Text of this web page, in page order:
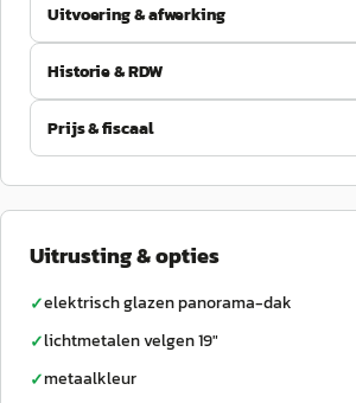
Uitvoering & afwerking
Historie & RDW
Prijs & fiscaal
Uitrusting & opties
✓elektrisch glazen panorama-dak
✓lichtmetalen velgen 19"
✓metaalkleur